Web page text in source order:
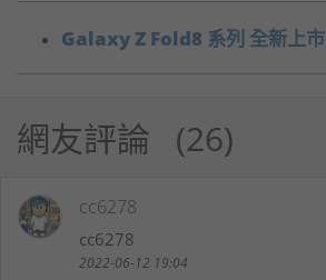
Galaxy Z Fold8 系列 全新上市
網友評論 26
cc6278
cc6278
2022-06-12 19:04